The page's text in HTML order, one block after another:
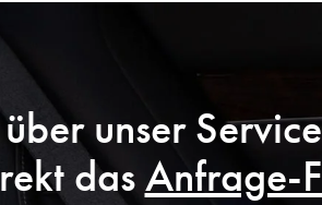
unser
dasAnfrage-